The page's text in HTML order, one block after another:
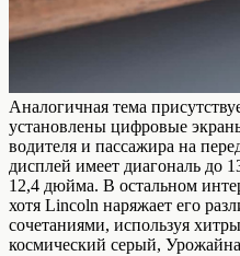
Аналогичная тема
установлены цифровые
водителя и пассажира на
дисплей имеет диагональ до
12,4 дюйма. В остальном
хотя Lincoln наряжает его
сочетаниями, используя
космический серый,